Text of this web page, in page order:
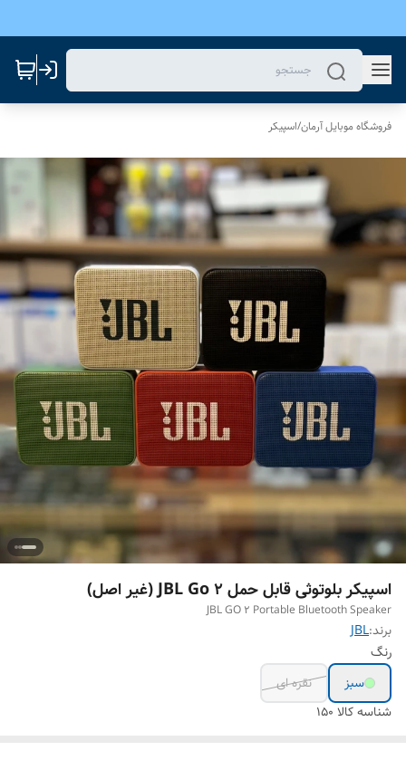
فروشگاه موبایل آرمان/اسپیکر
اسپیکر بلوتوثی قابل حمل JBL Go 2 (غیر اصل)
JBL GO 2 Portable Bluetooth Speaker
برند:JBL
رنگ
سبز
نقره ای
شناسه کالا 150